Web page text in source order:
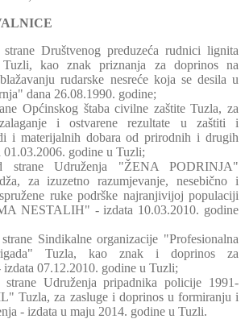
Društvenog preduzeća rudnici lignita
kao znak priznanja za doprinos na
rudarske nesreće koja se desila u
dana 26.08.1990. godine;
Općinskog štaba civilne zaštite Tuzla, za
i ostvarene rezultate u zaštiti i
i materijalnih dobara od prirodnih i drugih
01.03.2006. godine u Tuzli;
strane Udruženja "ŽENA PODRINJA"
za izuzetno razumjevanje, nesebično i
ruke podrške najranjivijoj populaciji
NESTALIH" - izdata 10.03.2010. godine
Sindikalne organizacije "Profesionalna
Tuzla, kao znak i doprinos za
izdata 07.12.2010. godine u Tuzli;
strane Udruženja pripadnika policije 1991-
Tuzla, za zasluge i doprinos u formiranju i
- izdata u maju 2014. godine u Tuzli.